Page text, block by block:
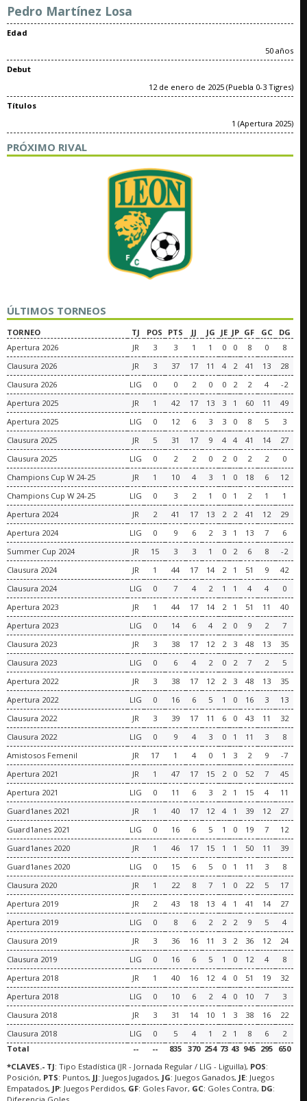
Pedro Martínez Losa
Edad
50 años
Debut
12 de enero de 2025 (Puebla 0-3 Tigres)
Títulos
1 (Apertura 2025)
PRÓXIMO RIVAL
ÚLTIMOS TORNEOS
TORNEO TJ POS PTS JJ JG JE JP GF GC
DG
Apertura 2026
JR 3 3 1 1 0 0 8 0
8
Clausura 2026
JR 3 37 17 11 4 2 41 13
28
Clausura 2026
LIG 0 0 2 0 0 2 2 4
-2
Apertura 2025
JR 1 42 17 13 3 1 60 11
49
Apertura 2025
LIG 0 12 6 3 3 0 8 5
3
Clausura 2025
JR 5 31 17 9 4 4 41 14
27
Clausura 2025
LIG 0 2 2 0 2 0 2 2
0
Champions Cup W 24-25
JR 1 10 4 3 1 0 18 6
12
Champions Cup W 24-25
LIG 0 3 2 1 0 1 2 1
1
Apertura 2024
JR 2 41 17 13 2 2 41 12
29
Apertura 2024
LIG 0 9 6 2 3 1 13 7
6
Summer Cup 2024
JR 15 3 3 1 0 2 6 8
-2
Clausura 2024
JR 1 44 17 14 2 1 51 9
42
Clausura 2024
LIG 0 7 4 2 1 1 4 4
0
Apertura 2023
JR 1 44 17 14 2 1 51 11
40
Apertura 2023
LIG 0 14 6 4 2 0 9 2
7
Clausura 2023
JR 3 38 17 12 2 3 48 13
35
Clausura 2023
LIG 0 6 4 2 0 2 7 2
5
Apertura 2022
JR 3 38 17 12 2 3 48 13
35
Apertura 2022
LIG 0 16 6 5 1 0 16 3
13
Clausura 2022
JR 3 39 17 11 6 0 43 11
32
Clausura 2022
LIG 0 9 4 3 0 1 11 3
8
Amistosos Femenil
JR 17 1 4 0 1 3 2 9
-7
Apertura 2021
JR 1 47 17 15 2 0 52 7
45
Apertura 2021
LIG 0 11 6 3 2 1 15 4
11
Guard1anes 2021
JR 1 40 17 12 4 1 39 12
27
Guard1anes 2021
LIG 0 16 6 5 1 0 19 7
12
Guard1anes 2020
JR 1 46 17 15 1 1 50 11
39
Guard1anes 2020
LIG 0 15 6 5 0 1 11 3
8
Clausura 2020
JR 1 22 8 7 1 0 22 5
17
Apertura 2019
JR 2 43 18 13 4 1 41 14
27
Apertura 2019
LIG 0 8 6 2 2 2 9 5
4
Clausura 2019
JR 3 36 16 11 3 2 36 12
24
Clausura 2019
LIG 0 16 6 5 1 0 12 4
8
Apertura 2018
JR 1 40 16 12 4 0 51 19
32
Apertura 2018
LIG 0 10 6 2 4 0 10 7
3
Clausura 2018
JR 3 31 14 10 1 3 38 16
22
Clausura 2018
LIG 0 5 4 1 2 1 8 6
2
Total
-- -- 835 370 254 73 43 945 295 650
*CLAVES.- TJ: Tipo Estadística (JR - Jornada Regular / LIG - Liguilla), POS:
Posición, PTS: Puntos, JJ: Juegos Jugados, JG: Juegos Ganados, JE: Juegos
Empatados, JP: Juegos Perdidos, GF: Goles Favor, GC: Goles Contra, DG: